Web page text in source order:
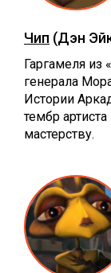
Чип (Дэн
Гаргамеля из
генерала
Истории
тембр
мастерству.